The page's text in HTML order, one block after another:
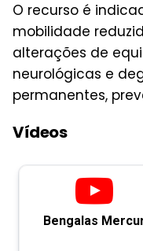
O recurso é
mobilidade
alterações de
neurológicas e
permanentes,
Vídeos
Bengalas